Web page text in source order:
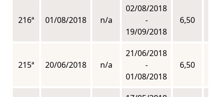
216ª 01/08/2018 n/a
02/08/2018
-
19/09/2018
6,50
215ª 20/06/2018 n/a
21/06/2018
-
01/08/2018
6,50